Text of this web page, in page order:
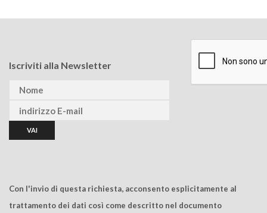
Iscriviti alla Newsletter
Con l'invio di questa richiesta, acconsento esplicitamente al
trattamento dei dati così come descritto nel documento